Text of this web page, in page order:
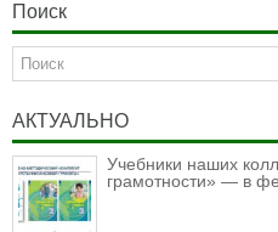
Поиск
АКТУАЛЬНО
Учебники наших
грамотности» — в